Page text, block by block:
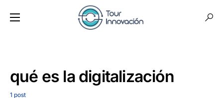
qué es la digitalización
1 post